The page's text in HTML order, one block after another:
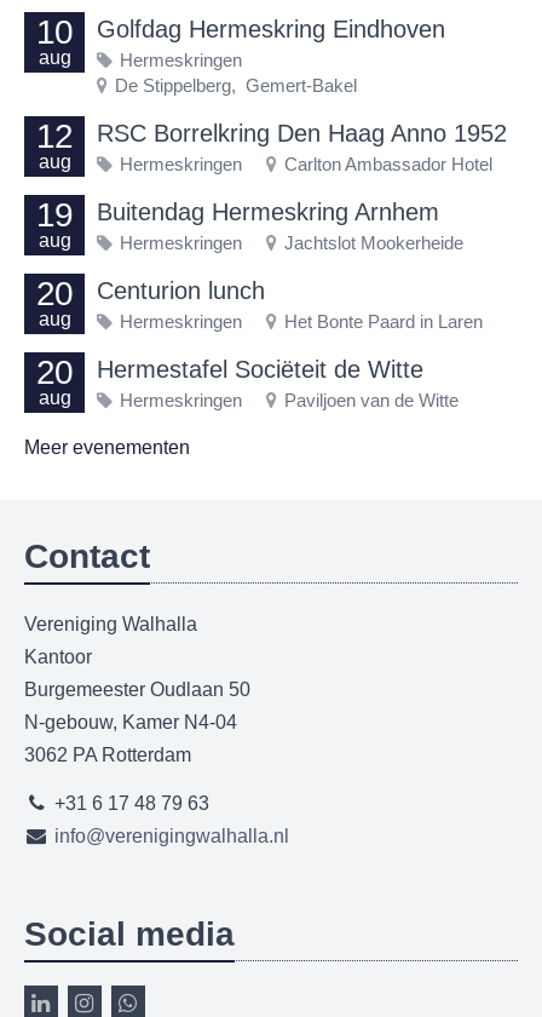
10
aug
Golfdag Hermeskring Eindhoven
Hermeskringen
De Stippelberg, Gemert-Bakel
12
aug
RSC Borrelkring Den Haag Anno 1952
Hermeskringen Carlton Ambassador Hotel
19
aug
Buitendag Hermeskring Arnhem
Hermeskringen Jachtslot Mookerheide
20
aug
Centurion lunch
Hermeskringen Het Bonte Paard in Laren
20
aug
Hermestafel Sociëteit de Witte
Hermeskringen Paviljoen van de Witte
Meer evenementen
Contact
Vereniging Walhalla
Kantoor
Burgemeester Oudlaan 50
N-gebouw, Kamer N4-04
3062 PA Rotterdam
+31 6 17 48 79 63
info@verenigingwalhalla.nl
Social media